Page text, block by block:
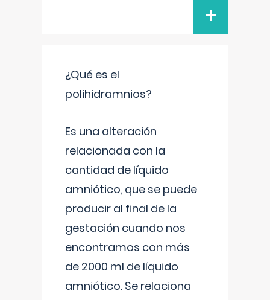
+
¿Qué es el
polihidramnios?
Es una alteración
relacionada con la
cantidad de líquido
amniótico, que se puede
producir al final de la
gestación cuando nos
encontramos con más
de 2000 ml de líquido
amniótico. Se relaciona